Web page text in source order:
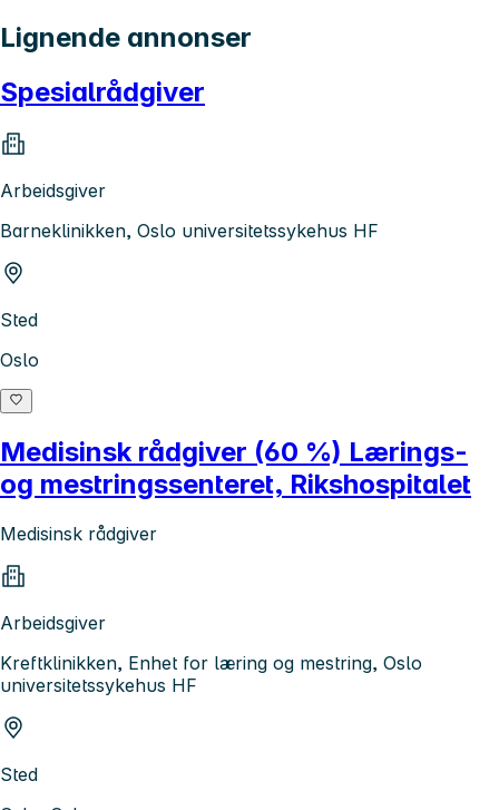
Lignende annonser
Spesialrådgiver
Arbeidsgiver
Barneklinikken, Oslo universitetssykehus HF
Sted
Oslo
Medisinsk rådgiver (60 %) Lærings-
og mestringssenteret, Rikshospitalet
Medisinsk rådgiver
Arbeidsgiver
Kreftklinikken, Enhet for læring og mestring, Oslo
universitetssykehus HF
Sted